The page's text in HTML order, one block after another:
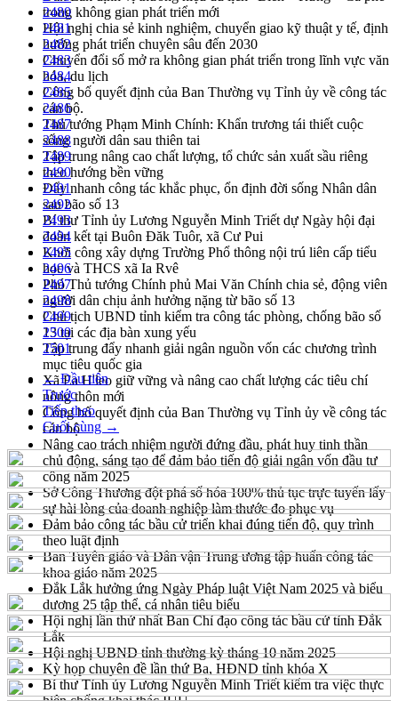
trong không gian phát triển mới
Hội nghị chia sẻ kinh nghiệm, chuyển giao kỹ thuật y tế, định
hướng phát triển chuyên sâu đến 2030
Chuyển đổi số mở ra không gian phát triển trong lĩnh vực văn
hóa, du lịch
Công bố quyết định của Ban Thường vụ Tỉnh ủy về công tác
cán bộ.
Thủ tướng Phạm Minh Chính: Khẩn trương tái thiết cuộc
sống người dân sau thiên tai
Tập trung nâng cao chất lượng, tổ chức sản xuất sầu riêng
theo hướng bền vững
Đẩy nhanh công tác khắc phục, ổn định đời sống Nhân dân
sau bão số 13
Bí thư Tỉnh ủy Lương Nguyễn Minh Triết dự Ngày hội đại
đoàn kết tại Buôn Đăk Tuôr, xã Cư Pui
Khởi công xây dựng Trường Phổ thông nội trú liên cấp tiểu
học và THCS xã Ia Rvê
Phó Thủ tướng Chính phủ Mai Văn Chính chia sẻ, động viên
người dân chịu ảnh hưởng nặng từ bão số 13
Chủ tịch UBND tỉnh kiểm tra công tác phòng, chống bão số
13 tại các địa bàn xung yếu
Tập trung đẩy nhanh giải ngân nguồn vốn các chương trình
mục tiêu quốc gia
Xã Ea H'leo giữ vững và nâng cao chất lượng các tiêu chí
nông thôn mới
Công bố quyết định của Ban Thường vụ Tỉnh ủy về công tác
cán bộ
Nâng cao trách nhiệm người đứng đầu, phát huy tinh thần
chủ động, sáng tạo để đảm bảo tiến độ giải ngân vốn đầu tư
công năm 2025
Sở Công Thương đột phá số hóa 100% thủ tục trực tuyến lấy
sự hài lòng của doanh nghiệp làm thước đo phục vụ
Đảm bảo công tác bầu cử triển khai đúng tiến độ, quy trình
theo luật định
Ban Tuyên giáo và Dân vận Trung ương tập huấn công tác
khoa giáo năm 2025
Đắk Lắk hưởng ứng Ngày Pháp luật Việt Nam 2025 và biểu
dương 25 tập thể, cá nhân tiêu biểu
Hội nghị lần thứ nhất Ban Chỉ đạo công tác bầu cử tỉnh Đắk
Lắk
Hội nghị UBND tỉnh thường kỳ tháng 10 năm 2025
Kỳ họp chuyên đề lần thứ Ba, HĐND tỉnh khóa X
Bí thư Tỉnh ủy Lương Nguyễn Minh Triết kiểm tra việc thực
2480
2481
2482
2483
2484
2485
2486
2487
2488
2489
2490
2491
2492
2493
2494
2495
2496
2497
2498
2499
2500
2501
← Đầu tiên
Trước
Tiếp theo
Cuối cùng →